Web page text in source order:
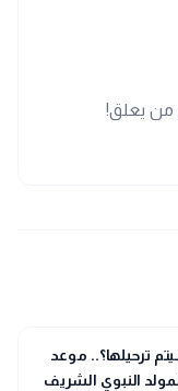
من يعلق!
ترحيلها؟.. موعد
النبوي الشريف